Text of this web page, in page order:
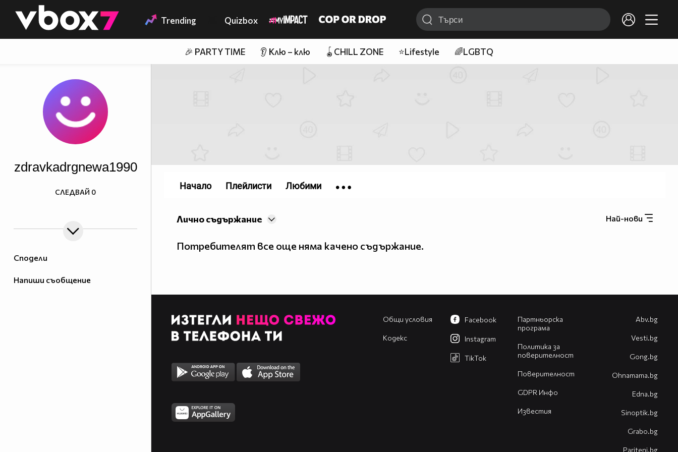
👾 Trending Quizbox
🎉 PARTY TIME 👂 Клю – клю 🪀CHILL ZONE ⭐Lifestyle 🌈LGBTQ
Сподели
Напиши съобщение
zdravkadrgnewa1990
СЛЕДВАЙ 0
Най-нови
Лично съдържание
Потребителят все още няма качено съдържание.
Начало Плейлисти Любими
Общи условия
Кодекс
Партньорска
програма
Политика за
поверителност
Поверителност
GDPR Инфо
Известия
Facebook
Instagram
TikTok
Abv.bg
Vesti.bg
Gong.bg
Оhnamama.bg
Edna.bg
Sinoptik.bg
Grabo.bg
Pariteni.bg